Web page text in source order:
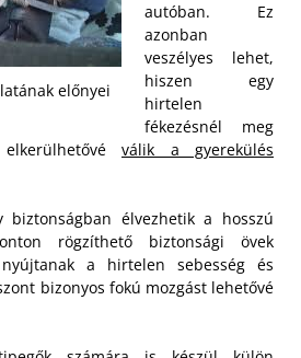
előnyei
autóban. Ez
azonban
veszélyes lehet,
hiszen egy
hirtelen
fékezésnél meg
válik a gyerekülés
biztonságban élvezhetik a hosszú
rögzíthető biztonsági övek
a hirtelen sebesség és
bizonyos fokú mozgást lehetővé